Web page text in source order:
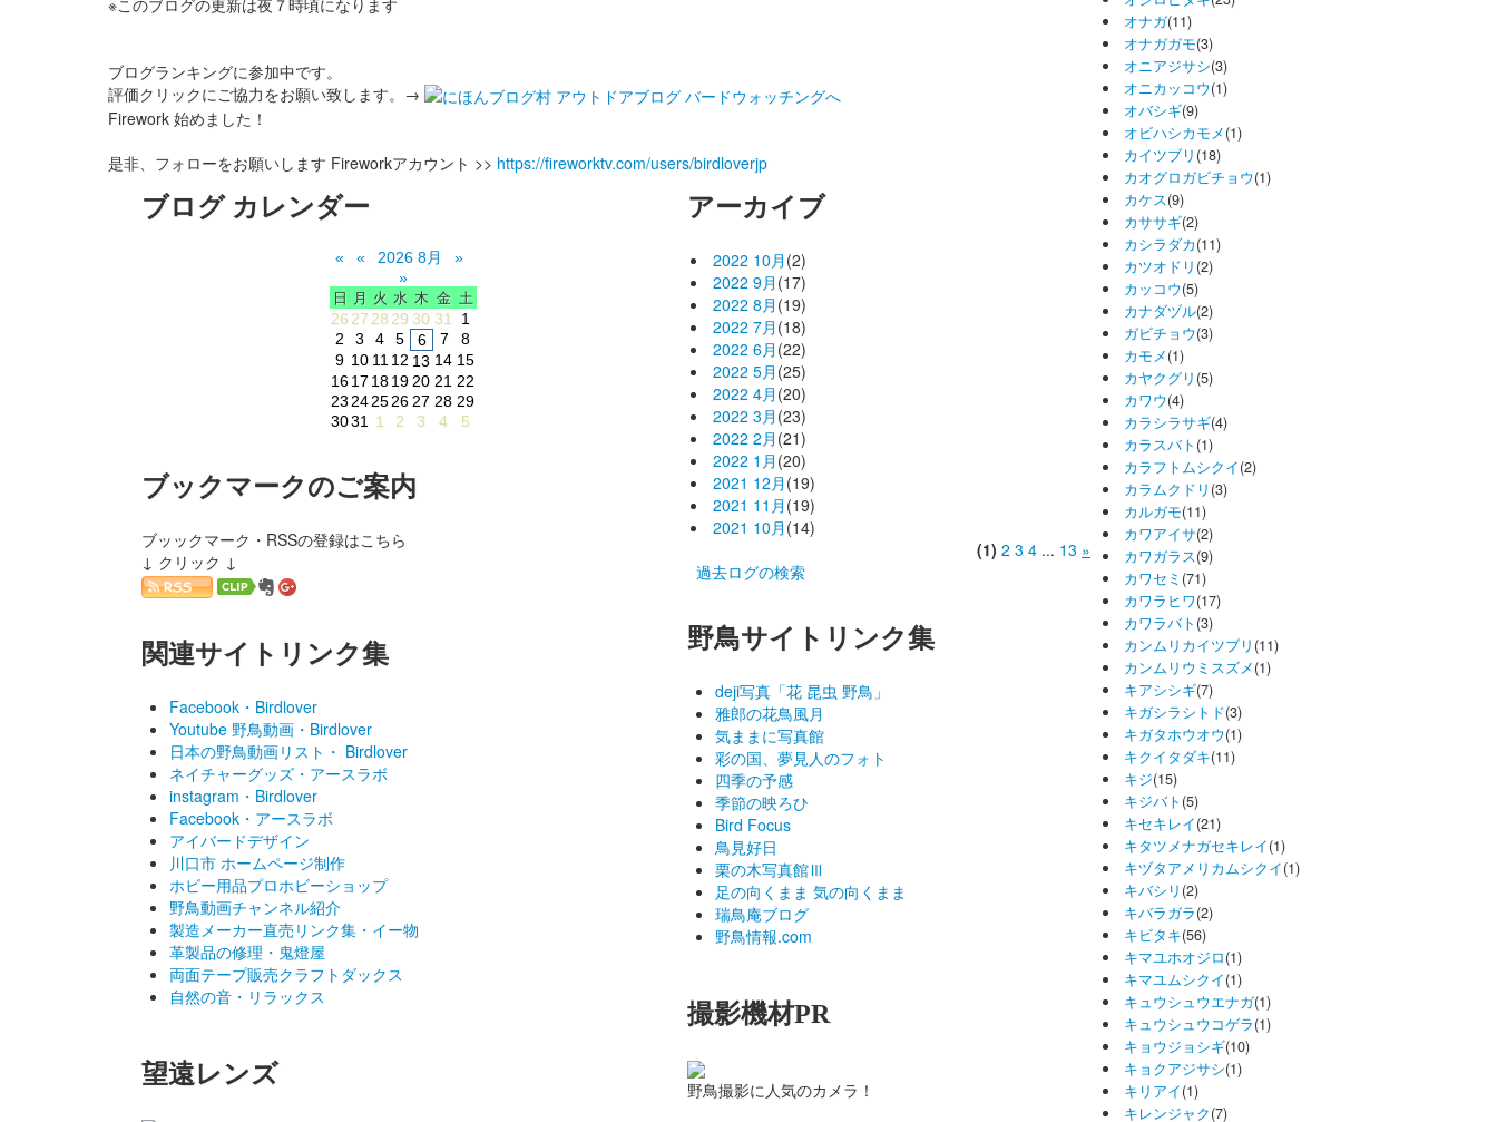
ブログランキングに参加中です。
評価クリックにご協力をお願い致します。→
Firework 始めました！
是非、フォローをお願いします Fireworkアカウント >> https://fireworktv.com/users/birdloverjp
ブログ カレンダー
« « 2026 8月
»
»
日 月 火 水 木 金 土
26 27 28 29 30 31
1
2
3 4 5 6 7
8
9 10 11 12 13 14 15
1617 1819 20 21 22
23242526 27 28 29
3031 1 2 3 4 5
ブックマークのご案内
ブッックマーク・RSSの登録はこちら
↓ クリック ↓
関連サイトリンク集
Facebook・Birdlover
Youtube 野鳥動画・Birdlover
日本の野鳥動画リスト・ Birdlover
ネイチャーグッズ・アースラボ
instagram・Birdlover
Facebook・アースラボ
アイバードデザイン
川口市 ホームページ制作
ホビー用品プロホビーショップ
野鳥動画チャンネル紹介
製造メーカー直売リンク集・イー物
革製品の修理・鬼燈屋
両面テープ販売クラフトダックス
自然の音・リラックス
望遠レンズ
アーカイブ
2022 10月 (2)
2022 9月 (17)
2022 8月 (19)
2022 7月 (18)
2022 6月 (22)
2022 5月 (25)
2022 4月 (20)
2022 3月 (23)
2022 2月 (21)
2022 1月 (20)
2021 12月 (19)
2021 11月 (19)
2021 10月 (14)
(1) 2 3 4 ... 13 »
過去ログの検索
野鳥サイトリンク集
deji写真「花 昆虫 野鳥」
雅郎の花鳥風月
気ままに写真館
彩の国、夢見人のフォト
四季の予感
季節の映ろひ
Bird Focus
鳥見好日
栗の木写真館Ⅲ
足の向くまま 気の向くまま
瑞鳥庵ブログ
野鳥情報.com
撮影機材PR
野鳥撮影に人気のカメラ！
オナガ(11)
オナガガモ(3)
オニアジサシ(3)
オニカッコウ(1)
オバシギ(9)
オビハシカモメ(1)
カイツブリ (18)
カオグロガビチョウ(1)
カケス(9)
カササギ(2)
カシラダカ(11)
カツオドリ (2)
カッコウ(5)
カナダヅル(2)
ガビチョウ(3)
カモメ(1)
カヤクグリ (5)
カワウ(4)
カラシラサギ(4)
カラスバト (1)
カラフトムシクイ(2)
カラムクドリ (3)
カルガモ(11)
カワアイサ(2)
カワガラス(9)
カワセミ (71)
カワラヒワ(17)
カワラバト (3)
カンムリカイツブリ (11)
カンムリウミスズメ(1)
キアシシギ(7)
キガシラシトド(3)
キガタホウオウ(1)
キクイタダキ(11)
キジ(15)
キジバト (5)
キセキレイ(21)
キタツメナガセキレイ(1)
キヅタアメリカムシクイ(1)
キバシリ (2)
キバラガラ(2)
キビタキ(56)
キマユホオジロ(1)
キマユムシクイ(1)
キュウシュウエナガ(1)
キュウシュウコゲラ(1)
キョウジョシギ(10)
キョクアジサシ(1)
キリアイ(1)
キレンジャク(7)